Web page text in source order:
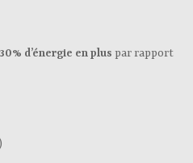
d’énergie en plus par rapport